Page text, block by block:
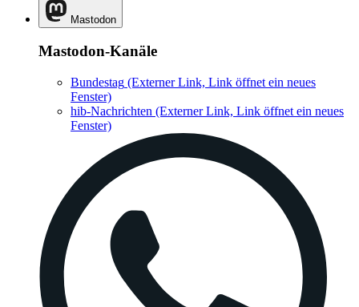
Mastodon
Mastodon-Kanäle
Bundestag (Externer Link, Link öffnet ein neues
Fenster)
hib-Nachrichten (Externer Link, Link öffnet ein neues
Fenster)